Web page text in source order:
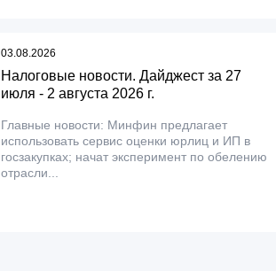
03.08.2026
Налоговые новости. Дайджест за 27
июля - 2 августа 2026 г.
Главные новости: Минфин предлагает
использовать сервис оценки юрлиц и ИП в
госзакупках; начат эксперимент по обелению
отрасли...